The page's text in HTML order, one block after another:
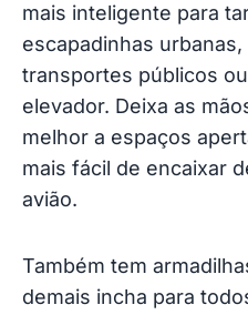
mais inteligente para
escapadinhas
transportes públicos
elevador. Deixa as
melhor a espaços
mais fácil de encaixar
avião.
Também tem
demais incha para